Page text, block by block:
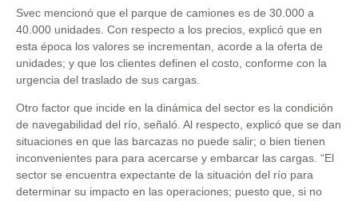
Svec mencionó que el parque de camiones es de 30.000 a
40.000 unidades. Con respecto a los precios, explicó que en
esta época los valores se incrementan, acorde a la oferta de
unidades; y que los clientes definen el costo, conforme con la
urgencia del traslado de sus cargas.
Otro factor que incide en la dinámica del sector es la condición
de navegabilidad del río, señaló. Al respecto, explicó que se dan
situaciones en que las barcazas no puede salir; o bien tienen
inconvenientes para para acercarse y embarcar las cargas. “El
sector se encuentra expectante de la situación del río para
determinar su impacto en las operaciones; puesto que, si no